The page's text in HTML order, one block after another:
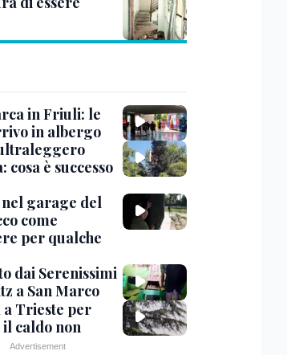
in Friuli: le
in albergo
è successo
garage del
come
per qualche
dai Serenissimi
a San Marco
Trieste per
caldo non